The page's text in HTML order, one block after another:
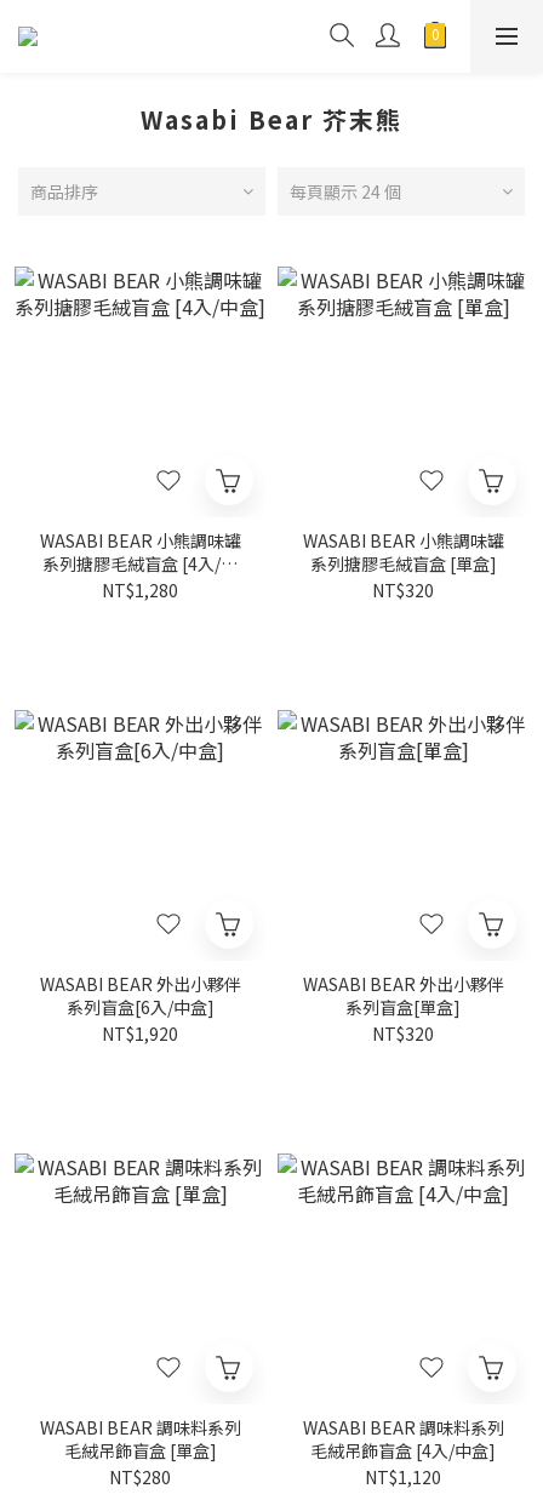
Wasabi Bear 芥末熊
商品排序 每頁顯示 24 個
WASABI BEAR 小熊調味罐
系列搪膠毛絨盲盒 [4入/中
盒]
NT$1,280
WASABI BEAR 小熊調味罐
系列搪膠毛絨盲盒 [單盒]
NT$320
WASABI BEAR 外出小夥伴
系列盲盒[6入/中盒]
NT$1,920
WASABI BEAR 外出小夥伴
系列盲盒[單盒]
NT$320
WASABI BEAR 調味料系列
毛絨吊飾盲盒 [單盒]
NT$280
WASABI BEAR 調味料系列
毛絨吊飾盲盒 [4入/中盒]
NT$1,120